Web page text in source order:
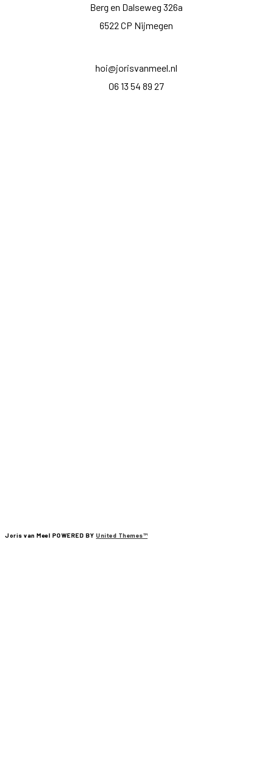
Berg en Dalseweg 326a
6522 CP Nijmegen
hoi@jorisvanmeel.nl
06 13 54 89 27
Joris van Meel POWERED BY United Themes™